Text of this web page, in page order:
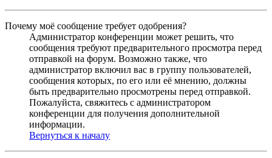
Почему моё сообщение требует одобрения?
Администратор конференции может решить, что
сообщения требуют предварительного просмотра перед
отправкой на форум. Возможно также, что
администратор включил вас в группу пользователей,
сообщения которых, по его или её мнению, должны
быть предварительно просмотрены перед отправкой.
Пожалуйста, свяжитесь с администратором
конференции для получения дополнительной
информации.
Вернуться к началу